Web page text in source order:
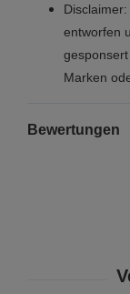
entworfen
Marken
Bewertungen